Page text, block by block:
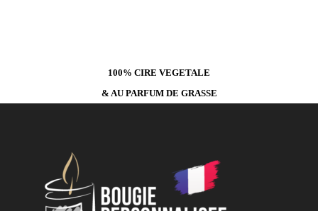
100% CIRE VEGETALE
& AU PARFUM DE GRASSE